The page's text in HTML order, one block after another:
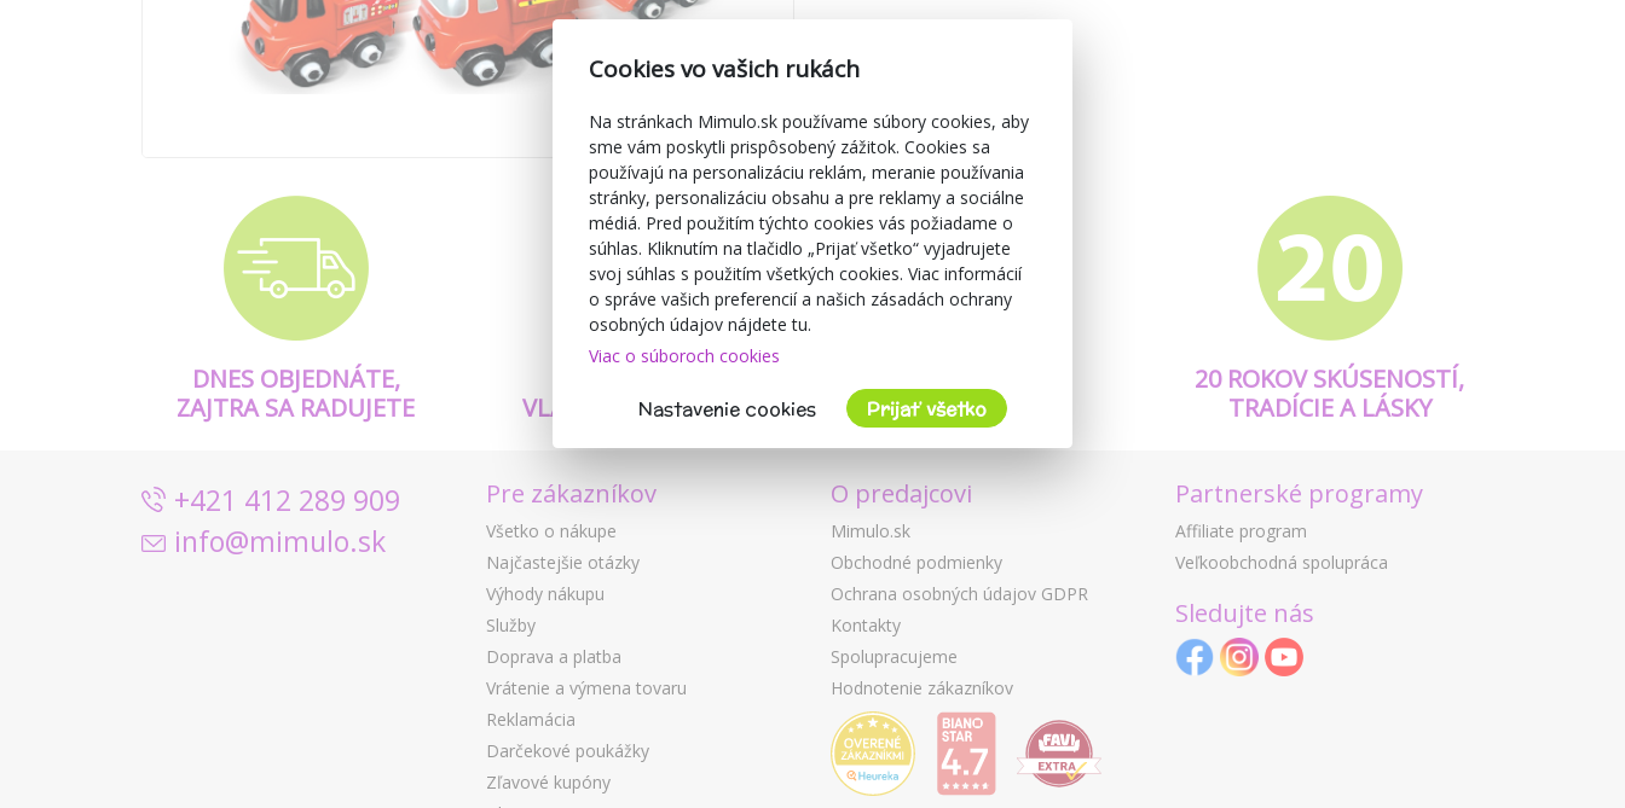
DNES OBJEDNÁTE,
ZAJTRA SA RADUJETE
VLASTNÉ PRODUKTY
A KVALITA
20 ROKOV SKÚSENOSTÍ,
TRADÍCIE A LÁSKY
+421 412 289 909
info@mimulo.sk
Pre zákazníkov
Všetko o nákupe
Najčastejšie otázky
Výhody nákupu
Služby
Doprava a platba
Vrátenie a výmena tovaru
Reklamácia
Darčekové poukážky
Zľavové kupóny
O predajcovi
Mimulo.sk
Obchodné podmienky
Ochrana osobných údajov GDPR
Kontakty
Spolupracujeme
Hodnotenie zákazníkov
Partnerské programy
Affiliate program
Veľkoobchodná spolupráca
Sledujte nás
Cookies vo vašich rukách
Na stránkach Mimulo.sk používame súbory cookies, aby
sme vám poskytli prispôsobený zážitok. Cookies sa
používajú na personalizáciu reklám, meranie používania
stránky, personalizáciu obsahu a pre reklamy a sociálne
médiá. Pred použitím týchto cookies vás požiadame o
súhlas. Kliknutím na tlačidlo „Prijať všetko“ vyjadrujete
svoj súhlas s použitím všetkých cookies. Viac informácií
o správe vašich preferencií a našich zásadách ochrany
osobných údajov nájdete tu.
Viac o súboroch cookies
Nastavenie cookies Prijať všetko